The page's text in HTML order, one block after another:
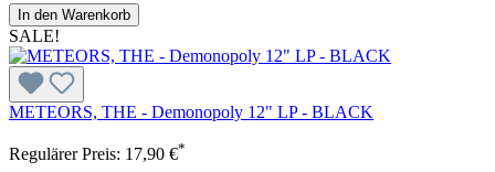
In den Warenkorb
SALE!
METEORS, THE - Demonopoly 12" LP - BLACK
Regulärer Preis: 17,90 €*